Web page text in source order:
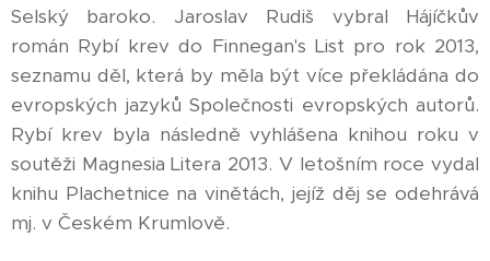
Selský baroko. Jaroslav Rudiš vybral Hájíčkův
román Rybí krev do Finnegan's List pro rok 2013,
seznamu děl, která by měla být více překládána do
evropských jazyků Společnosti evropských autorů.
Rybí krev byla následně vyhlášena knihou roku v
soutěži Magnesia Litera 2013. V letošním roce vydal
knihu Plachetnice na vinětách, jejíž děj se odehrává
mj. v Českém Krumlově.